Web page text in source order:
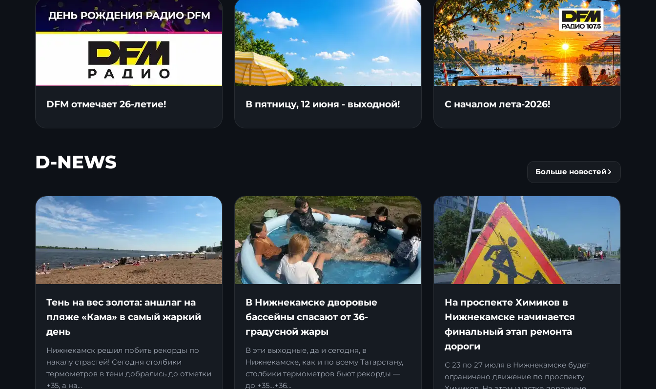
DFM отмечает 26-летие! В пятницу, 12 июня - выходной! С началом лета-2026!
D-NEWS Больше новостей
Тень на вес золота: аншлаг на
пляже «Кама» в самый жаркий
день
Нижнекамск решил побить рекорды по
накалу страстей! Сегодня столбики
термометров в тени добрались до отметки
+35, а на...
В Нижнекамске дворовые
бассейны спасают от 36-
градусной жары
В эти выходные, да и сегодня, в
Нижнекамске, как и по всему Татарстану,
столбики термометров бьют рекорды —
до +35…+36...
На проспекте Химиков в
Нижнекамске начинается
финальный этап ремонта
дороги
С 23 по 27 июля в Нижнекамске будет
ограничено движение по проспекту